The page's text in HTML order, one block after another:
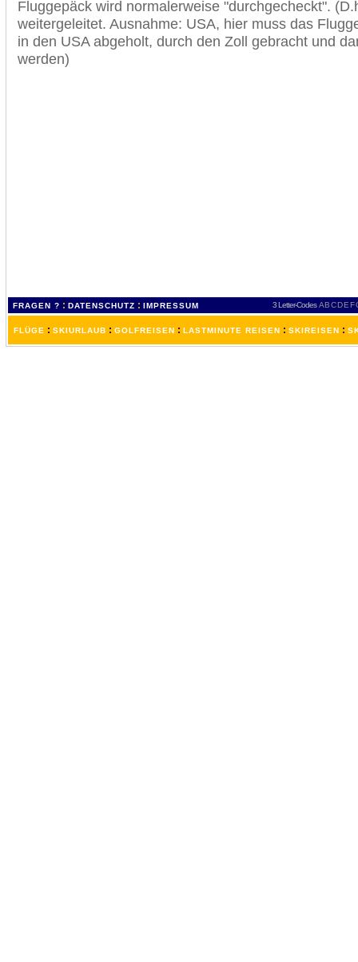
Fluggepäck wird normalerweise "durchgecheckt".
weitergeleitet. Ausnahme: USA, hier muss das
in den USA abgeholt, durch den Zoll gebracht und
werden)
FRAGEN ? : DATENSCHUTZ : IMPRESSUM 3 Letter-Codes ABCDEF
FLÜGE : SKIURLAUB : GOLFREISEN : LASTMINUTE REISEN : SKIREISEN :